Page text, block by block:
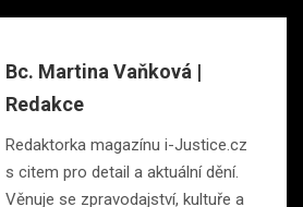
Bc. Martina Vaňková |
Redakce
Redaktorka magazínu i-Justice.cz
s citem pro detail a aktuální dění.
Věnuje se zpravodajství, kultuře a